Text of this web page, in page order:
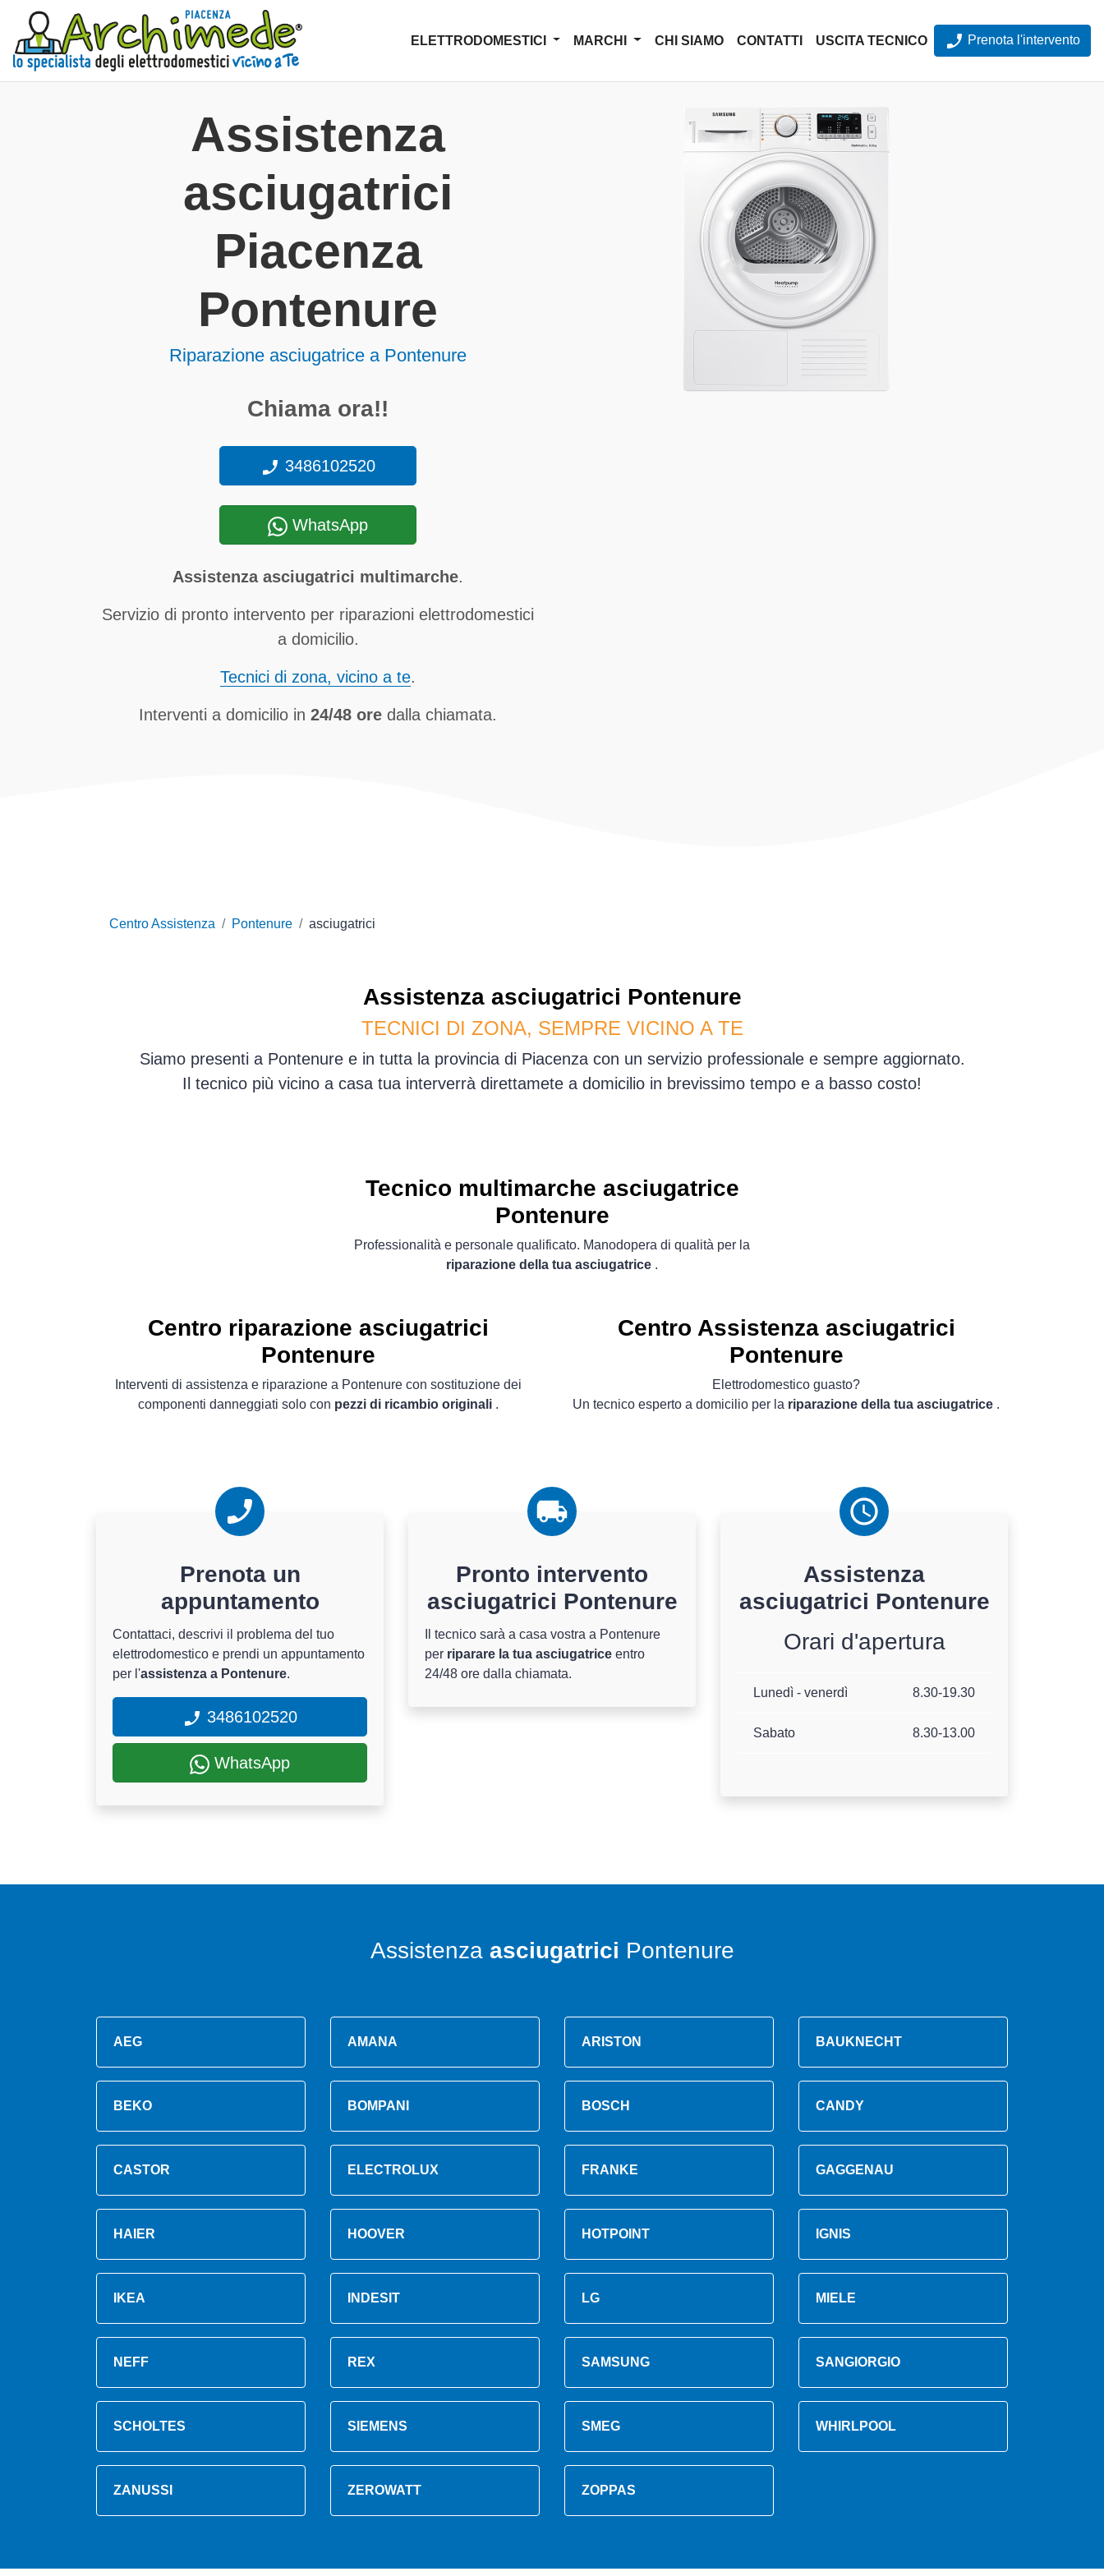
ELETTRODOMESTICI MARCHI CHI SIAMO CONTATTI USCITA TECNICO Prenota l'intervento
Assistenza
asciugatrici
Piacenza
Pontenure
Riparazione asciugatrice a Pontenure
Chiama ora!!
3486102520
WhatsApp
Assistenza asciugatrici multimarche.
Servizio di pronto intervento per riparazioni elettrodomestici
a domicilio.
Tecnici di zona, vicino a te.
Interventi a domicilio in 24/48 ore dalla chiamata.
Centro Assistenza Pontenure asciugatrici
Assistenza asciugatrici Pontenure
TECNICI DI ZONA, SEMPRE VICINO A TE
Siamo presenti a Pontenure e in tutta la provincia di Piacenza con un servizio professionale e sempre aggiornato.
Il tecnico più vicino a casa tua interverrà direttamete a domicilio in brevissimo tempo e a basso costo!
Tecnico multimarche asciugatrice
Pontenure
Professionalità e personale qualificato. Manodopera di qualità per la
riparazione della tua asciugatrice .
Centro riparazione asciugatrici
Pontenure
Interventi di assistenza e riparazione a Pontenure con sostituzione dei
componenti danneggiati solo con pezzi di ricambio originali .
Centro Assistenza asciugatrici
Pontenure
Elettrodomestico guasto?
Un tecnico esperto a domicilio per la riparazione della tua asciugatrice .
Prenota un
appuntamento
Contattaci, descrivi il problema del tuo
elettrodomestico e prendi un appuntamento
per l'assistenza a Pontenure.
3486102520
WhatsApp
Pronto intervento
asciugatrici Pontenure
Il tecnico sarà a casa vostra a Pontenure
per riparare la tua asciugatrice entro
24/48 ore dalla chiamata.
Assistenza
asciugatrici Pontenure
Orari d'apertura
Lunedì - venerdì 8.30-19.30
Sabato 8.30-13.00
Assistenza asciugatrici Pontenure
AEG AMANA ARISTON BAUKNECHT
BEKO BOMPANI BOSCH CANDY
CASTOR ELECTROLUX FRANKE GAGGENAU
HAIER HOOVER HOTPOINT IGNIS
IKEA INDESIT LG MIELE
NEFF REX SAMSUNG SANGIORGIO
SCHOLTES SIEMENS SMEG WHIRLPOOL
ZANUSSI ZEROWATT ZOPPAS